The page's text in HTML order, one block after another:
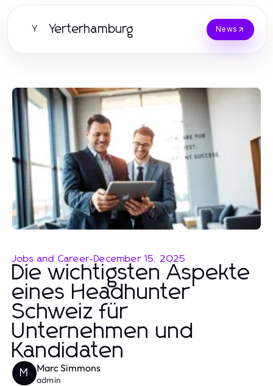
Y Yerterhamburg News
Jobs and Career-December 15, 2025
Die wichtigsten Aspekte
eines Headhunter
Schweiz für
Unternehmen und
Kandidaten
M Marc Simmons
admin